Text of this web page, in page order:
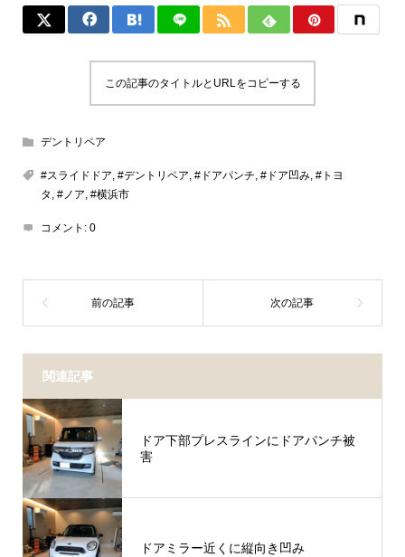
この記事のタイトルとURLをコピーする
デントリペア
#スライドドア, #デントリペア, #ドアパンチ, #ドア凹み, #トヨ
タ , #ノア, #横浜市
コメント: 0
関連記事
ドア下部プレスラインにドアパンチ被
害
ドアミラー近くに縦向き凹み